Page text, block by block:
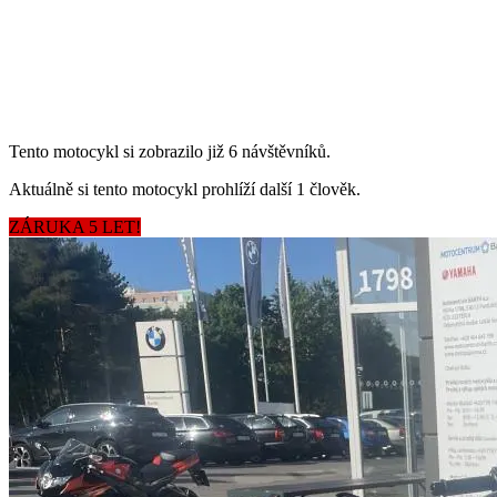
Tento motocykl si zobrazilo již 6 návštěvníků.
Aktuálně si tento motocykl prohlíží další 1 člověk.
ZÁRUKA 5 LET!